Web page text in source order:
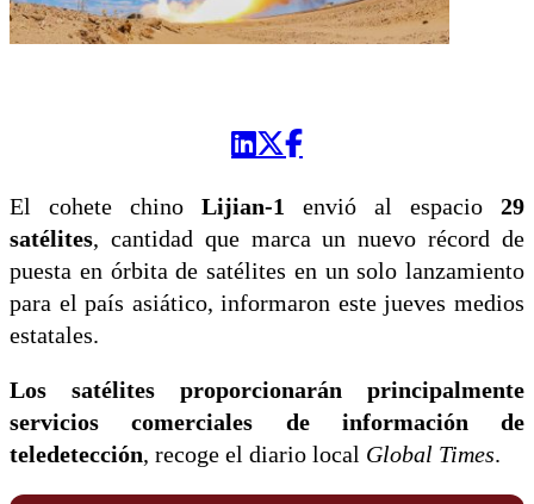
El cohete chino Lijian-1 envió al espacio 29
satélites, cantidad que marca un nuevo récord de
puesta en órbita de satélites en un solo lanzamiento
para el país asiático, informaron este jueves medios
estatales.
Los satélites proporcionarán principalmente
servicios comerciales de información de
teledetección, recoge el diario local Global Times.